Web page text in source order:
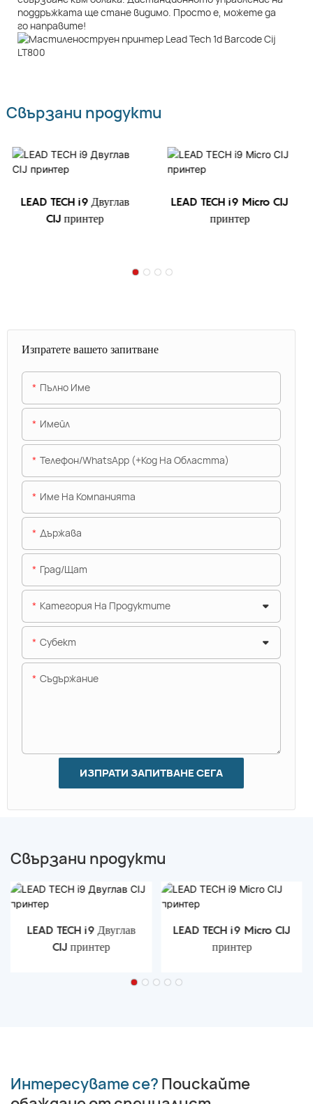
поддръжката ще стане видимо. Просто е, можете да
го направите!
Свързани продукти
LEAD TECH i9 Двуглав
CIJ принтер
LEAD TECH i9 Micro CIJ
принтер
Изпратете вашето запитване
Пълно Име
Имейл
Телефон/WhatsApp (+Код На Областта)
Име На Компанията
Държава
Град/щат
Категория На Продуктите
Субект
Съдържание
ИЗПРАТИ ЗАПИТВАНЕ СЕГА
Свързани продукти
LEAD TECH i9 Двуглав
CIJ принтер
LEAD TECH i9 Micro CIJ
принтер
Интересувате се? Поискайте